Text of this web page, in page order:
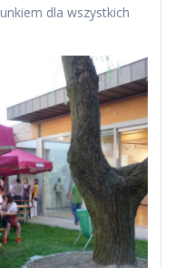
dla wszystkich